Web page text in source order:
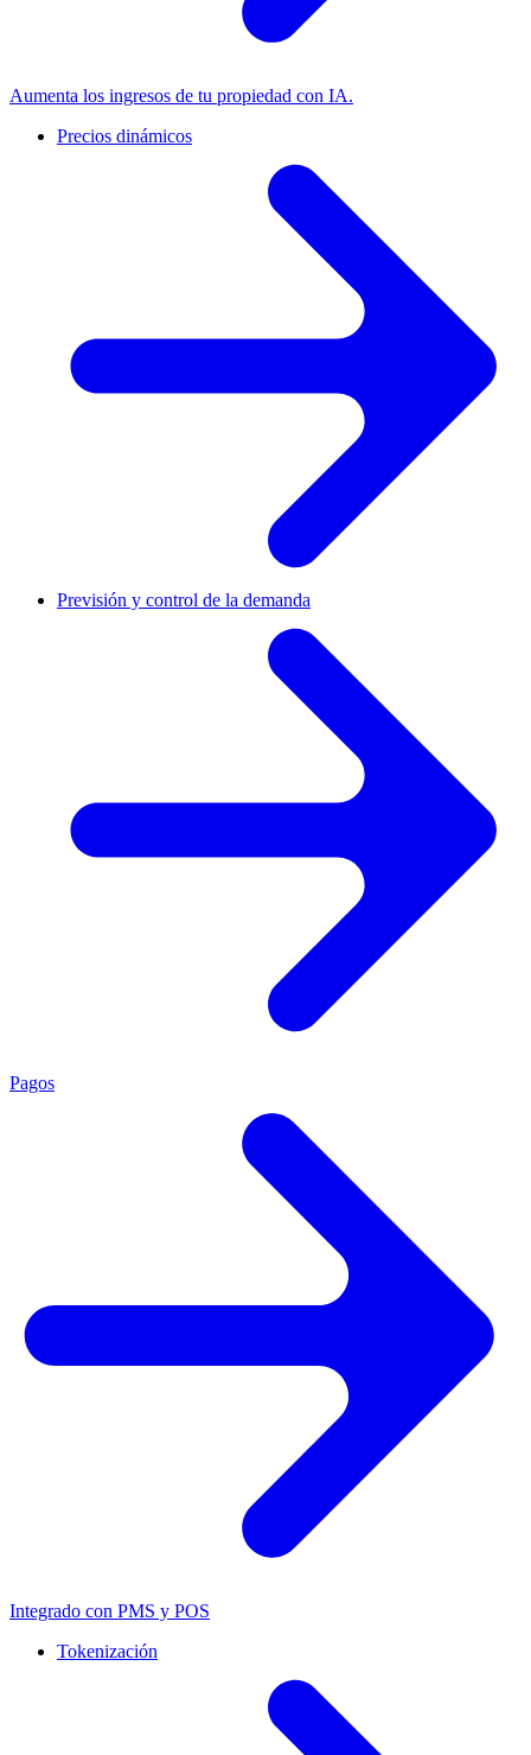
Aumenta los ingresos de tu propiedad con IA.
Precios dinámicos
Previsión y control de la demanda
Pagos
Integrado con PMS y POS
Tokenización